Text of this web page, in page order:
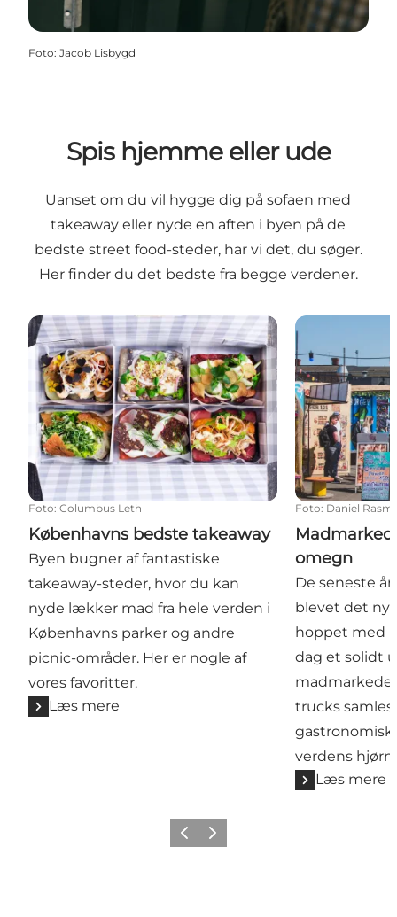
Foto: Jacob Lisbygd
Spis hjemme eller ude
Uanset om du vil hygge dig på sofaen med
takeaway eller nyde en aften i byen på de
bedste street food-steder, har vi det, du søger.
Her finder du det bedste fra begge verdener.
Københavns bedste takeaway
Foto: Columbus Leth
Københavns bedste takeaway
Byen bugner af fantastiske
takeaway-steder, hvor du kan
nyde lækker mad fra hele verden i
Københavns parker og andre
picnic-områder. Her er nogle af
vores favoritter.
Læs mere
Foto: Daniel
omegn
De seneste
blevet det
hoppet med
dag et solidt
trucks
verdens
Læs mere
ForrigeNæste